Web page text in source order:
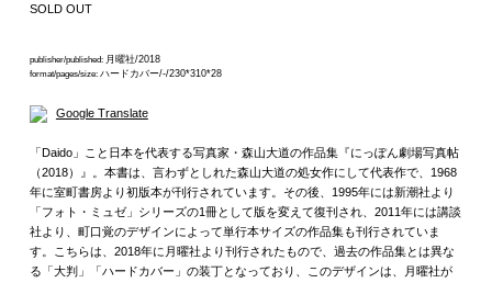
SOLD OUT
publisher/published: 月曜社/2018
format/pages/size: ハードカバー/-/230*310*28
Google Translate
「Daido」こと日本を代表する写真家・森山大道の作品集『にっぽん劇場写真帖
（2018）』。本書は、言わずとしれた森山大道の処女作にして代表作で、1968
年に室町書房より初版本が刊行されています。その後、1995年には新潮社より
「フォト・ミュゼ」シリーズの1冊として版を変えて復刊され、2011年には講談
社より、町口覚のデザインによって単行本サイズの作品集も刊行されていま
す。こちらは、2018年に月曜社より刊行されたもので、過去の作品集とは異な
る「大判」「ハードカバー」の装丁となっており、このデザインは、月曜社が